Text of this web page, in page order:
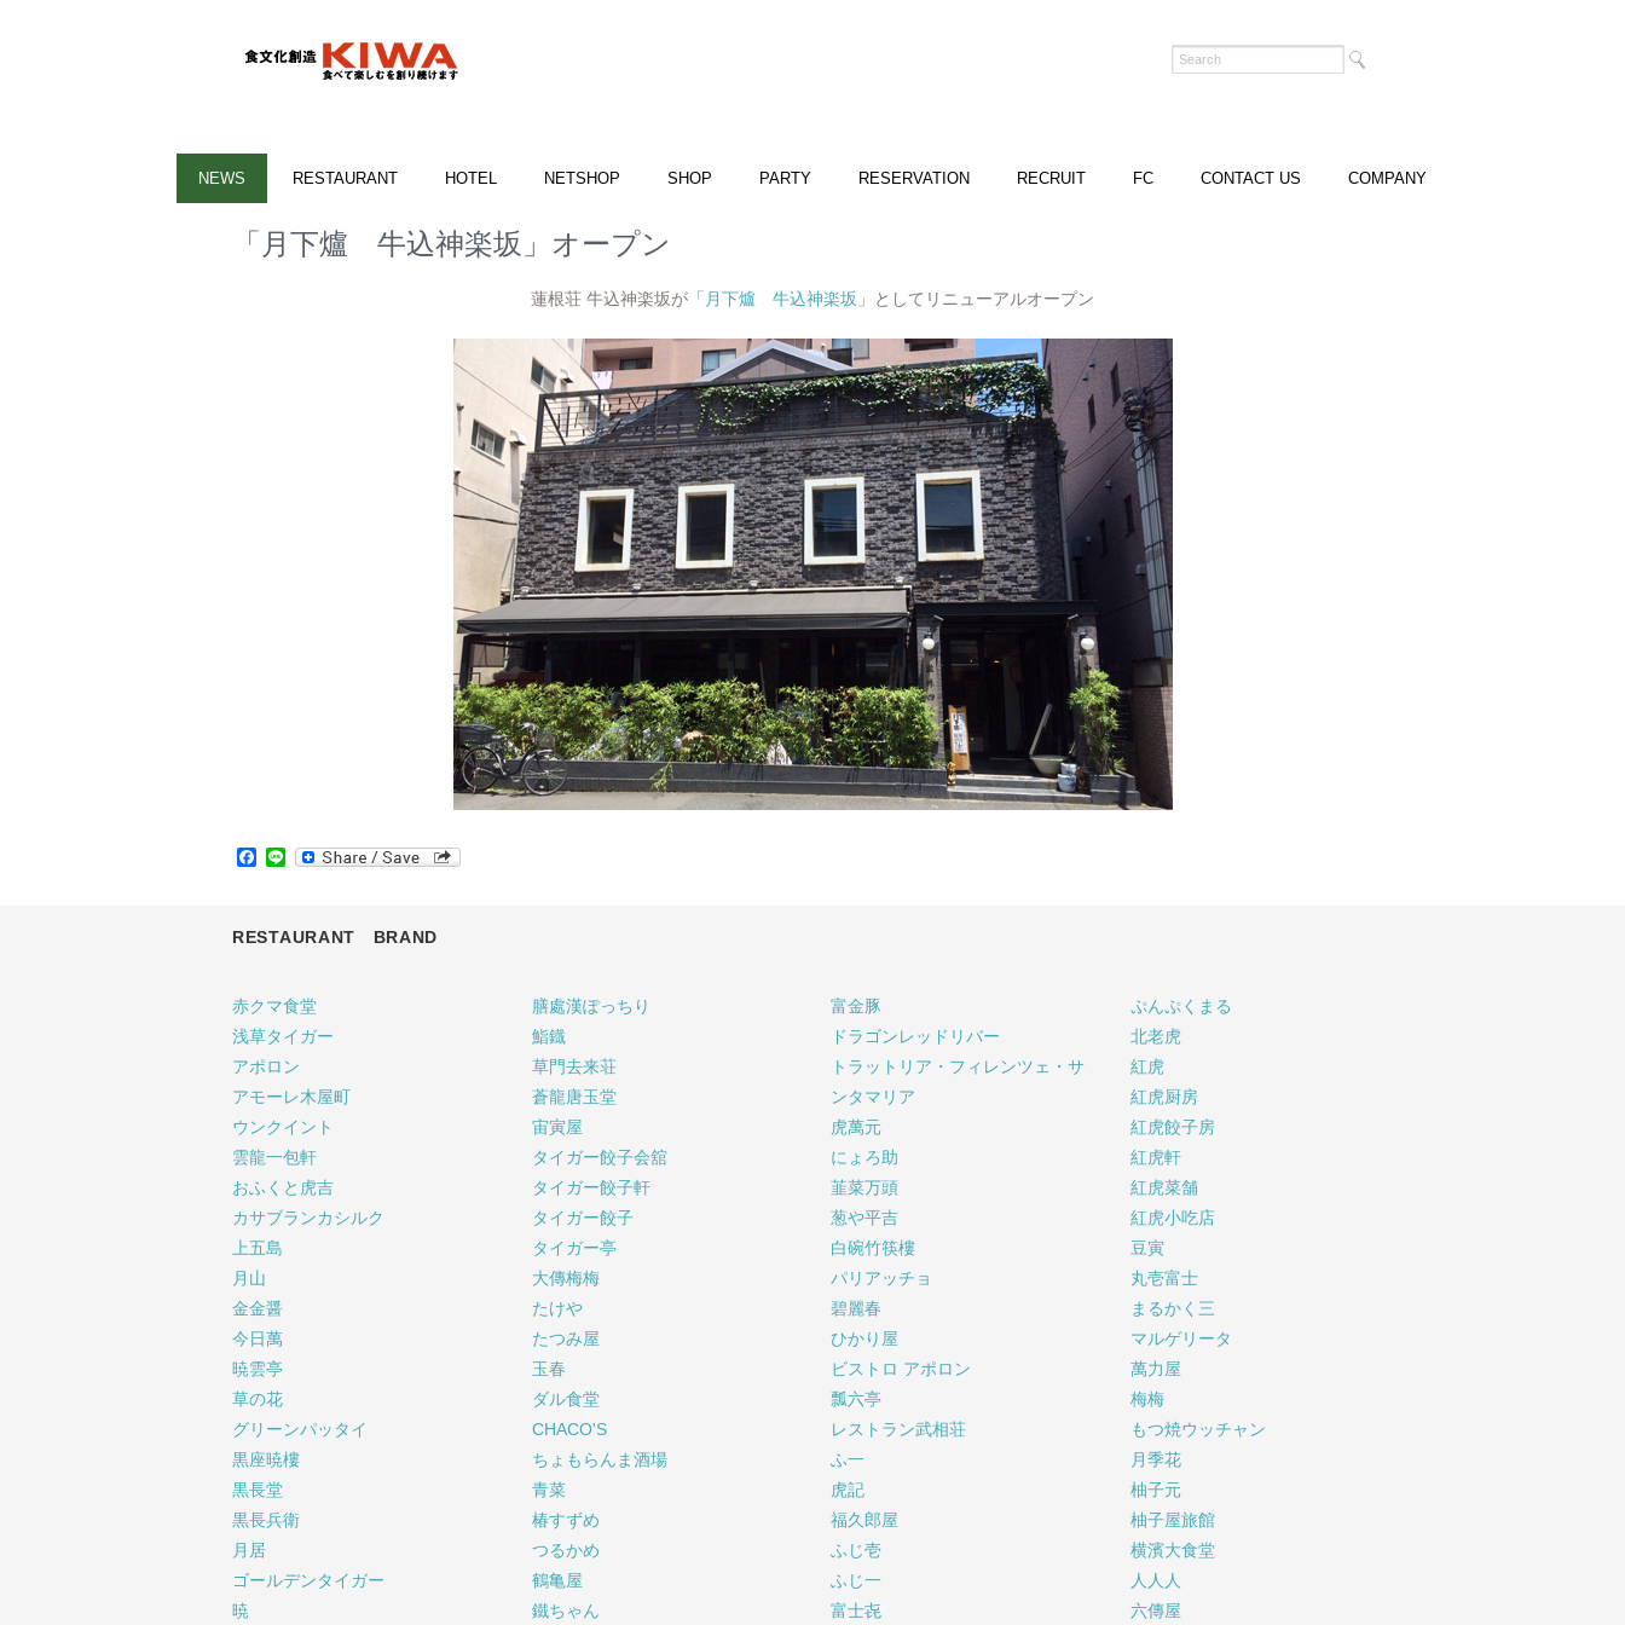
NEWS RESTAURANT HOTEL NETSHOP SHOP PARTY RESERVATION RECRUIT FC CONTACT US COMPANY
「月下爐 牛込神楽坂」オープン
蓮根荘 牛込神楽坂が「 月下爐 牛込神楽坂 」としてリニューアルオープン
Facebook
Line
RESTAURANT BRAND
赤クマ食堂
浅草タイガー
アポロン
アモーレ木屋町
ウンクイント
雲龍一包軒
おふくと虎吉
カサブランカシルク
上五島
月山
金金醤
今日萬
暁雲亭
草の花
グリーンパッタイ
黒座暁樓
黒長堂
黒長兵衛
月居
ゴールデンタイガー
暁
膳處漢ぽっちり
鮨鐡
草門去来荘
蒼龍唐玉堂
宙寅屋
タイガー餃子会舘
タイガー餃子軒
タイガー餃子
タイガー亭
大傳梅梅
たけや
たつみ屋
玉春
ダル食堂
CHACO'S
ちょもらんま酒場
青菜
椿すずめ
つるかめ
鶴亀屋
鐵ちゃん
富金豚
ドラゴンレッドリバー
トラットリア・フィレンツェ・サ
ンタマリア
虎萬元
にょろ助
韮菜万頭
葱や平吉
白碗竹筷樓
パリアッチョ
碧麗春
ひかり屋
ビストロ アポロン
瓢六亭
レストラン武相荘
ふ一
虎記
福久郎屋
ふじ壱
ふじ一
富士㐂
ぷんぷくまる
北老虎
紅虎
紅虎厨房
紅虎餃子房
紅虎軒
紅虎菜舗
紅虎小吃店
豆寅
丸壱富士
まるかく三
マルゲリータ
萬力屋
梅梅
もつ焼ウッチャン
月季花
柚子元
柚子屋旅館
横濱大食堂
人人人
六傳屋